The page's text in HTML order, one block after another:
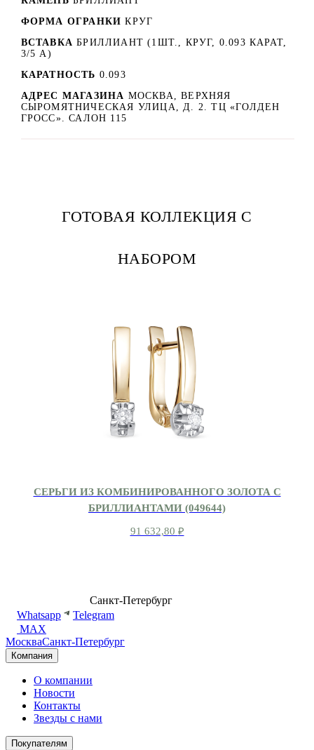
ФОРМА ОГРАНКИ КРУГ
ВСТАВКА БРИЛЛИАНТ (1ШТ., КРУГ, 0.093 КАРАТ,
3/5 А)
КАРАТНОСТЬ 0.093
АДРЕС МАГАЗИНА МОСКВА, ВЕРХНЯЯ
СЫРОМЯТНИЧЕСКАЯ УЛИЦА, Д. 2. ТЦ «ГОЛДЕН
ГРОСС». САЛОН 115
ГОТОВАЯ КОЛЛЕКЦИЯ С
НАБОРОМ
СЕРЬГИ ИЗ КОМБИНИРОВАННОГО ЗОЛОТА С
БРИЛЛИАНТАМИ (049644)
91 632,80 ₽
Санкт-Петербург
Whatsapp
Telegram
MAX
МоскваСанкт-Петербург
Компания
О компании
Новости
Контакты
Звезды с нами
Покупателям